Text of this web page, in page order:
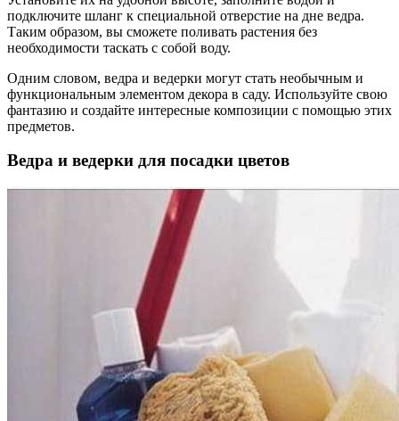
подключите шланг к специальной отверстие на дне ведра.
Таким образом, вы сможете поливать растения без
необходимости таскать с собой воду.
Одним словом, ведра и ведерки могут стать необычным и
функциональным элементом декора в саду. Используйте свою
фантазию и создайте интересные композиции с помощью этих
предметов.
Ведра и ведерки для посадки цветов